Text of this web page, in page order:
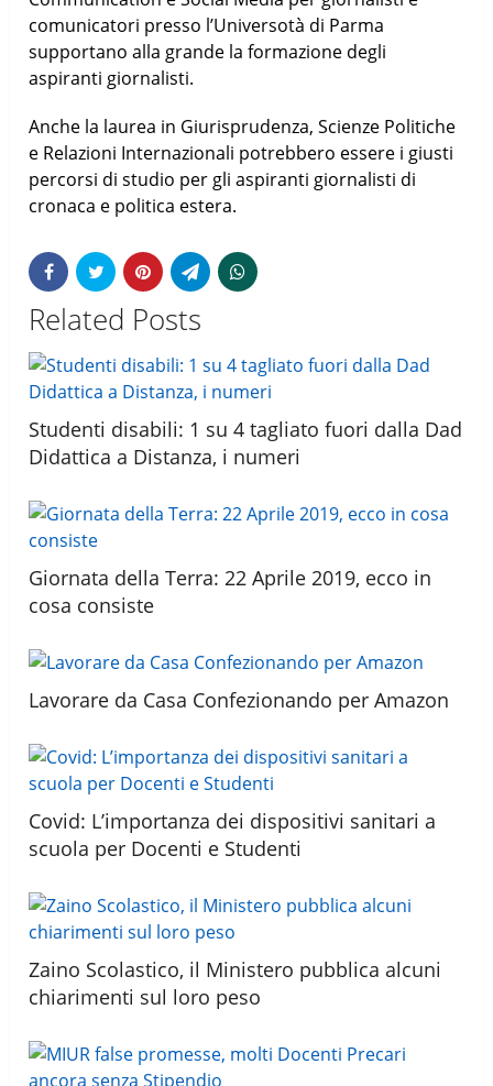
comunicatori presso l’Universotà di Parma
supportano alla grande la formazione degli
aspiranti giornalisti.
Anche la laurea in Giurisprudenza, Scienze Politiche
e Relazioni Internazionali potrebbero essere i giusti
percorsi di studio per gli aspiranti giornalisti di
cronaca e politica estera.
Related Posts
Studenti disabili: 1 su 4 tagliato fuori dalla Dad
Didattica a Distanza, i numeri
Giornata della Terra: 22 Aprile 2019, ecco in
cosa consiste
Lavorare da Casa Confezionando per Amazon
Covid: L’importanza dei dispositivi sanitari a
scuola per Docenti e Studenti
Zaino Scolastico, il Ministero pubblica alcuni
chiarimenti sul loro peso